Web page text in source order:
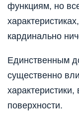
функциям, но
кардинально
Единственным
существенно
поверхности.